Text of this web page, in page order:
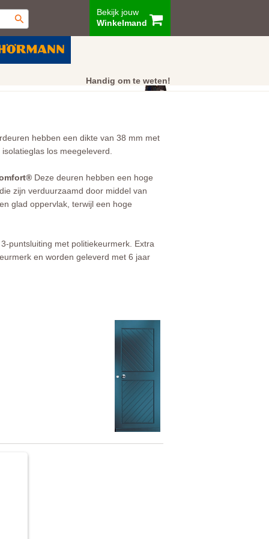
Bekijk jouw
Winkelmand
Handig om te weten!
Klantenservice
hebben een dikte van 38 mm met
los meegeleverd.
Deze deuren hebben een hoge
zijn verduurzaamd door middel van
glad oppervlak, terwijl een hoge
puntsluiting met politiekeurmerk. Extra
en worden geleverd met 6 jaar